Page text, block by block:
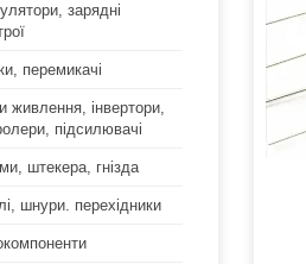
зарядні
перемикачі
живлення, інвертори,
підсилювачі
штекера, гнізда
шнури. перехідники